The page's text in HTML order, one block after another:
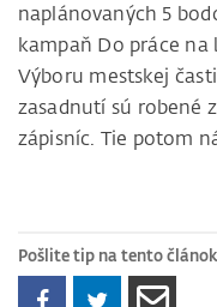
naplánovaných 5
kampaň Do práce na
Výboru mestskej
zasadnutí sú robené
zápisníc. Tie potom
Pošlite tip na tento